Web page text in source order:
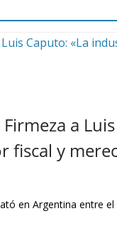
a
fiscal y
en Argentina entre el